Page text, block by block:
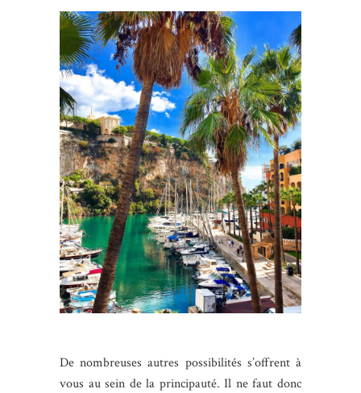
De nombreuses autres possibilités s’offrent à
vous au sein de la principauté. Il ne faut donc